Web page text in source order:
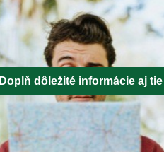
Doplň dôležité informácie aj tie